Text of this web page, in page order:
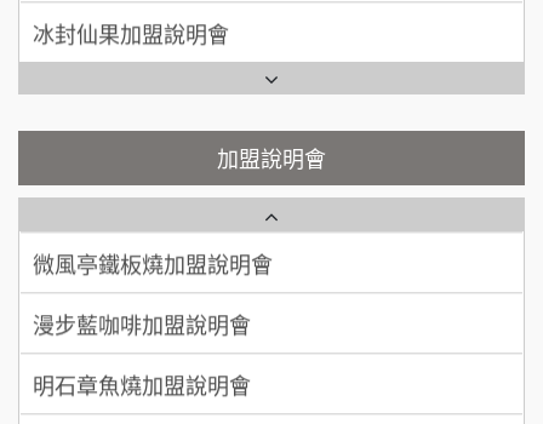
何 先生/小姐
加盟預算 100萬~300萬
呂 先生/小姐 新竹市
顏 先生/小姐 台北市
加盟預算
廖 先生/小姐
加盟預算
冰封仙果加盟說明會
Ramble Café 漫步藍咖啡加盟說明會
微風亭鐵板燒加盟說明會
【曉妍美妝】誠徵行政櫃檯
自助洗衣店誠徵代洗收送人員(台中市)
MUSHEN徵SPA美容芳療師
加盟說明會
SHARE TEA歇腳亭加盟說明會
潮味決-湯滷專門店加盟說明會
鬍子茶加盟說明會
鮮茶道加盟說明會
微風亭鐵板燒加盟說明會
漫步藍咖啡加盟說明會
明石章魚燒加盟說明會